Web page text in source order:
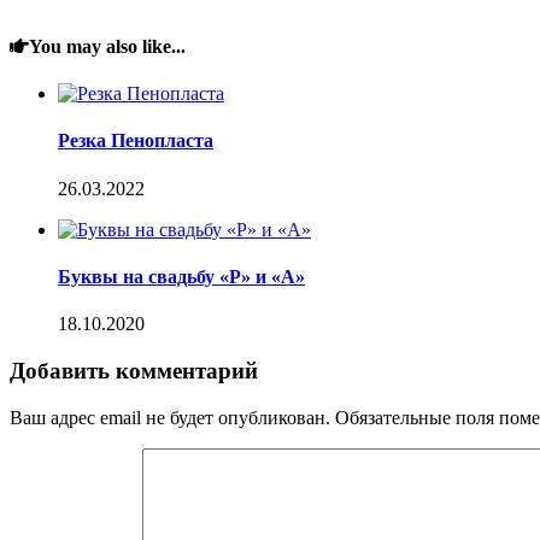
You may also like...
Резка Пенопласта
26.03.2022
Буквы на свадьбу «Р» и «А»
18.10.2020
Добавить комментарий
Ваш адрес email не будет опубликован. Обязательные поля